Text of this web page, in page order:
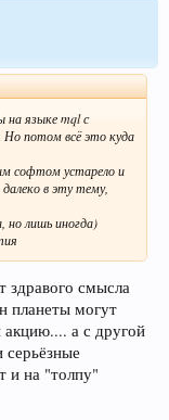
на языке mql с
Но потом всё это куда
софтом устарело и
в эту тему,
но лишь иногда)
здравого смысла
планеты могут
а с другой
серьёзные
и на "толпу"